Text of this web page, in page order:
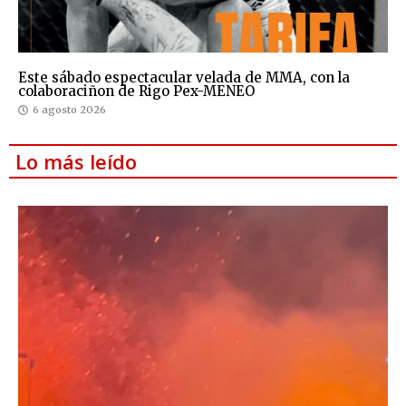
Este sábado espectacular velada de MMA, con la
colaboraciñon de Rigo Pex-MENEO
6 agosto 2026
Lo más leído